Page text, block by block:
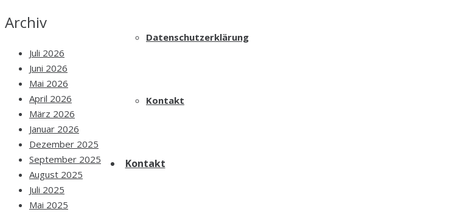
Datenschutzerklärung
Kontakt
Kontakt
Archiv
Juli 2026
Juni 2026
Mai 2026
April 2026
März 2026
Januar 2026
Dezember 2025
September 2025
August 2025
Juli 2025
Mai 2025